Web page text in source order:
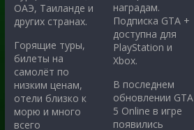
ОАЭ, Таиланде и
других странах.
Горящие туры,
билеты на
самолёт по
низким ценам,
отели близко к
морю и много
всего
наградам.
Подписка GTA +
доступна для
PlayStation и
Xbox.
В последнем
обновлении GTA
5 Online в игре
появились